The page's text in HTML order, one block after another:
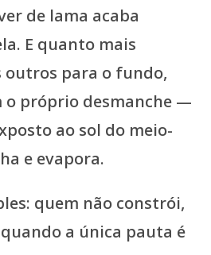
de lama acaba
E quanto mais
para o fundo,
o próprio desmanche —
ao sol do meio-
e evapora.
quem não constrói,
a única pauta é